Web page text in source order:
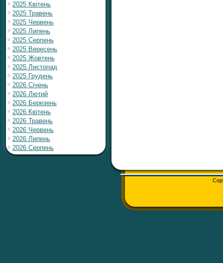
2025 Квітень
2025 Травень
2025 Червень
2025 Липень
2025 Серпень
2025 Вересень
2025 Жовтень
2025 Листопад
2025 Грудень
2026 Січень
2026 Лютий
2026 Березень
2026 Квітень
2026 Травень
2026 Червень
2026 Липень
2026 Серпень